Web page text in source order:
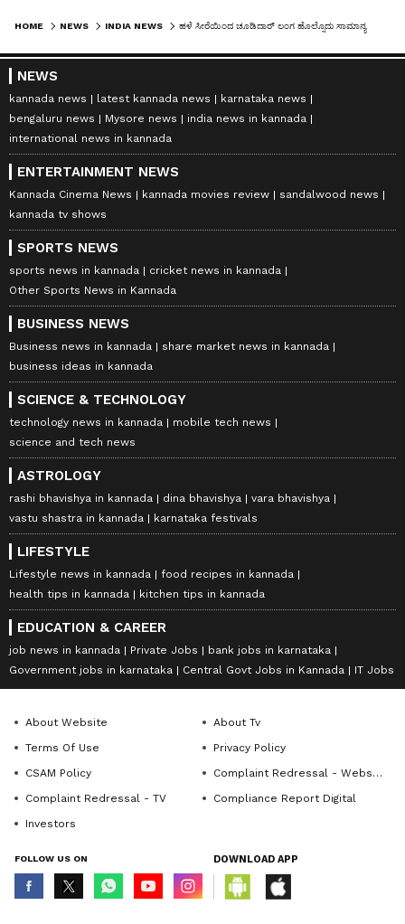
HOME NEWS INDIA NEWS
NEWS
kannada news latest kannada news
karnataka news
bengaluru news
Mysore news
india news in kannada
international news in kannada
ENTERTAINMENT NEWS
Kannada Cinema News kannada movies review
sandalwood news
kannada tv shows
SPORTS NEWS
sports news in kannada
cricket news in kannada
Other Sports News in Kannada
BUSINESS NEWS
Business news in kannada
share market news in kannada
business ideas in kannada
SCIENCE & TECHNOLOGY
technology news in kannada
mobile tech news
science and tech news
ASTROLOGY
rashi bhavishya in kannada dina bhavishya
vara bhavishya
vastu shastra in kannada
karnataka festivals
LIFESTYLE
Lifestyle news in kannada
food recipes in kannada
health tips in kannada
kitchen tips in kannada
EDUCATION & CAREER
job news in kannada Private Jobs
bank jobs in karnataka
Government jobs in karnataka
Central Govt Jobs in Kannada IT Jobs
About Website
About Tv
Terms Of Use
Privacy Policy
CSAM Policy
Complaint Redressal - Website
Complaint Redressal - TV
Compliance Report Digital
Investors
FOLLOW US ON DOWNLOAD APP